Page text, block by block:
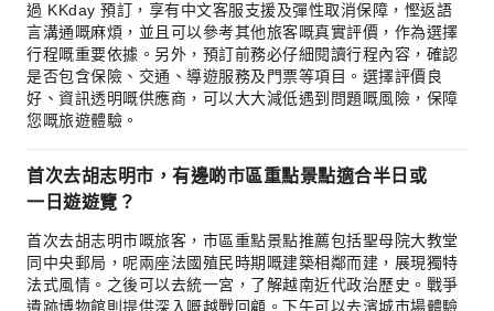
過 KKday 預訂，享有中文客服支援及彈性取消保障，慳返語
言溝通嘅麻煩，並且可以參考其他旅客嘅真實評價，作為選擇
行程嘅重要依據。另外，預訂前務必仔細閱讀行程內容，確認
是否包含保險、交通、導遊服務及門票等項目。選擇評價良
好、資訊透明嘅供應商，可以大大減低遇到問題嘅風險，保障
您嘅旅遊體驗。
首次去胡志明市，有邊啲市區重點景點適合半日或
一日遊遊覽？
首次去胡志明市嘅旅客，市區重點景點推薦包括聖母院大教堂
同中央郵局，呢兩座法國殖民時期嘅建築相鄰而建，展現獨特
法式風情。之後可以去統一宮，了解越南近代政治歷史。戰爭
遺跡博物館則提供深入嘅越戰回顧。下午可以去濱城市場體驗